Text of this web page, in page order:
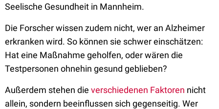
Seelische Gesundheit in Mannheim.
Die Forscher wissen zudem nicht, wer an Alzheimer
erkranken wird. So können sie schwer einschätzen:
Hat eine Maßnahme geholfen, oder wären die
Testpersonen ohnehin gesund geblieben?
Außerdem stehen die verschiedenen Faktoren nicht
allein, sondern beeinflussen sich gegenseitig. Wer